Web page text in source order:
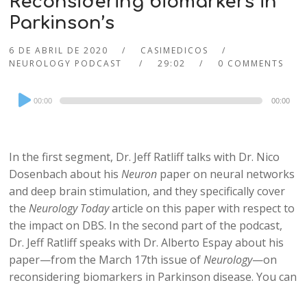
Parkinson’s
6 DE ABRIL DE 2020
CASIMEDICOS
NEUROLOGY PODCAST
29:02 0 COMMENTS
Audio
Player
00:00 00:00
In the first segment, Dr. Jeff Ratliff talks with Dr. Nico
Dosenbach about hisNeuron paper on neural networks
and deep brain stimulation, and they specifically cover
theNeurology Todayarticle on this paper with respect to
the impact on DBS. In the second part of the podcast,
Dr. Jeff Ratliff speaks with Dr. Alberto Espay about his
paper—from the March 17th issue ofNeurology—on
reconsidering biomarkers in Parkinson disease. You can